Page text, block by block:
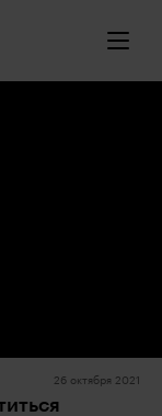
26 октября 2021